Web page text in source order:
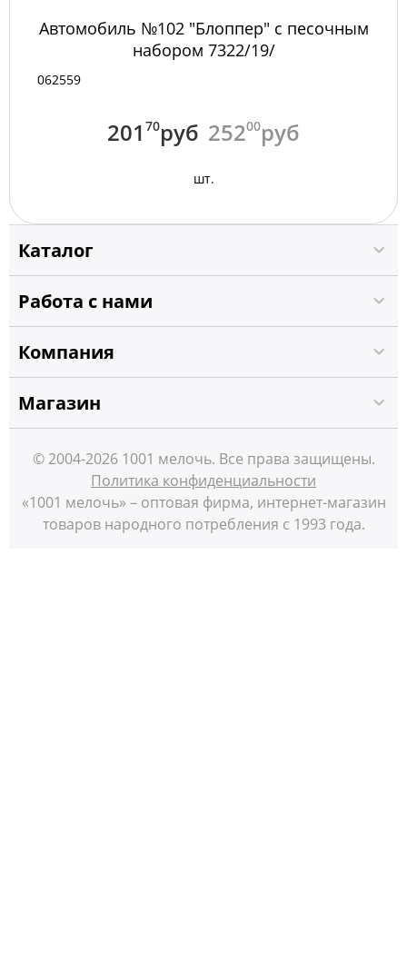
Автомобиль №102 "Блоппер" с песочным
набором 7322/19/
062559
201 70руб 25200руб
шт.
Каталог
Работа с нами
Компания
Магазин
© 2004-2026 1001 мелочь. Все права защищены.
Политика конфиденциальности
«1001 мелочь» – оптовая фирма, интернет-магазин
товаров народного потребления с 1993 года.